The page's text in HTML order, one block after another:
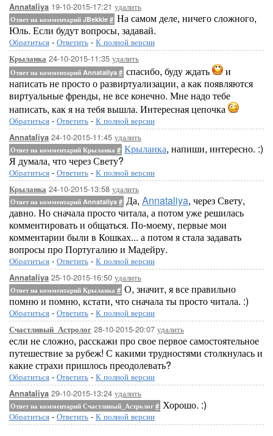
Annataliya 19-10-2015-17:21 удалить
Ответ на комментарий JBekkie # На самом деле, ничего сложного,
Юль. Если будут вопросы, задавай.
Обратиться - Ответить - К полной версии
Крыланка 24-10-2015-11:35 удалить
Ответ на комментарий Annataliya # спасибо, буду ждать
и
написать не просто о развиртуализации, а как появляются
виртуальные френды, не все конечно. Мне надо тебе
написать, как я на тебя вышла. Интересная цепочка
Обратиться - Ответить - К полной версии
Annataliya 24-10-2015-11:45 удалить
Ответ на комментарий Крыланка # Крыланка, напиши, интересно. :)
Я думала, что через Свету?
Обратиться - Ответить - К полной версии
Крыланка 24-10-2015-13:58 удалить
Ответ на комментарий Annataliya # Да, Annataliya, через Свету,
давно. Но сначала просто читала, а потом уже решилась
комментировать и общаться. По-моему, первые мои
комментарии были в Кошках... а потом я стала задавать
вопросы про Португалию и Мадейру.
Обратиться - Ответить - К полной версии
Annataliya 25-10-2015-16:50 удалить
Ответ на комментарий Крыланка # О, значит, я все правильно
помню и помню, кстати, что сначала ты просто читала. :)
Обратиться - Ответить - К полной версии
Счастливый_Астролог 28-10-2015-20:07 удалить
если не сложно, расскажи про свое первое самостоятельное
путешествие за рубеж! С какими трудностями столкнулась и
какие страхи пришлось преодолевать?
Обратиться - Ответить - К полной версии
Annataliya 29-10-2015-13:24 удалить
Ответ на комментарий Счастливый_Астролог # Хорошо. :)
Обратиться - Ответить - К полной версии